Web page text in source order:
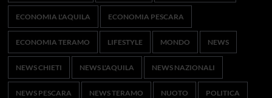
ECONOMIA L'AQUILA ECONOMIA PESCARA
ECONOMIA TERAMO LIFESTYLE MONDO NEWS
NEWS CHIETI NEWS L'AQUILA NEWS NAZIONALI
NEWS PESCARA NEWS TERAMO NUOTO POLITICA